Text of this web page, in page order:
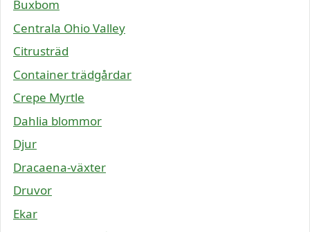
Buxbom
Centrala Ohio Valley
Citrusträd
Container trädgårdar
Crepe Myrtle
Dahlia blommor
Djur
Dracaena-växter
Druvor
Ekar